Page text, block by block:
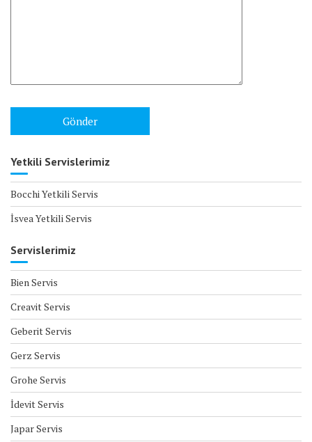
Yetkili Servislerimiz
Bocchi Yetkili Servis
İsvea Yetkili Servis
Servislerimiz
Bien Servis
Creavit Servis
Geberit Servis
Gerz Servis
Grohe Servis
İdevit Servis
Japar Servis